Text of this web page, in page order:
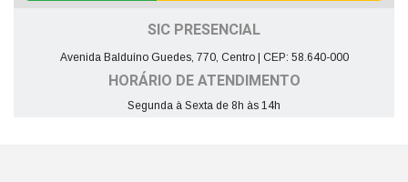
SIC PRESENCIAL
Avenida Balduíno Guedes, 770, Centro | CEP: 58.640-000
HORÁRIO DE ATENDIMENTO
Segunda à Sexta de 8h às 14h